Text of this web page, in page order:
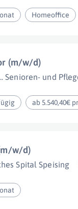
Homeoffice
(m/w/d)
Senioren- und
ab 5.540,40€
w/d)
Spital Speising